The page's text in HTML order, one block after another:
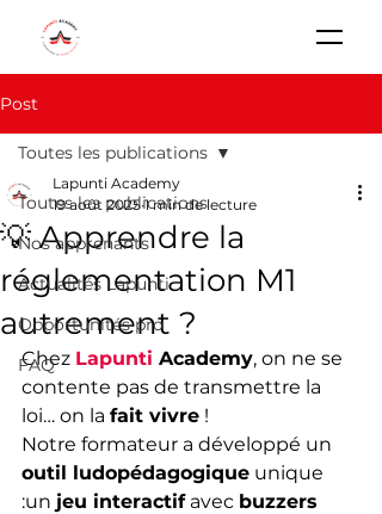
Post
Toutes les publications
Nos apprenants
Actualités Lapunti
Opportunités pro
FAQ
Toutes les publications
💡 Apprendre la
réglementation M1
autrement ?
Lapunti Academy
19 août 2025 1 min de lecture
Chez Lapunti Academy, on ne se
contente pas de transmettre la
loi… on la fait vivre !
Notre formateur a développé un
outil ludopédagogique unique
:un jeu interactif avec buzzers